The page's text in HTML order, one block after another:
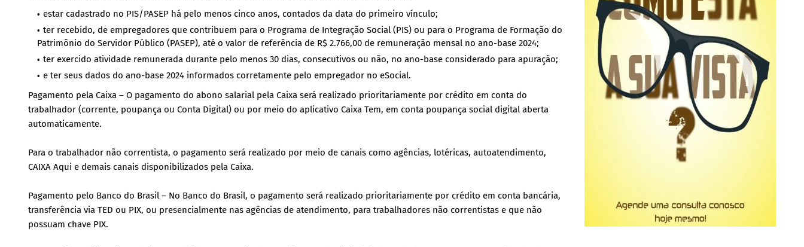
estar cadastrado no PIS/PASEP há pelo menos cinco anos, contados da data do primeiro vínculo;
ter recebido, de empregadores que contribuem para o Programa de Integração Social (PIS) ou para o Programa de Formação do
Patrimônio do Servidor Público (PASEP), até o valor de referência de R$ 2.766,00 de remuneração mensal no ano-base 2024;
ter exercido atividade remunerada durante pelo menos 30 dias, consecutivos ou não, no ano-base considerado para apuração;
e ter seus dados do ano-base 2024 informados corretamente pelo empregador no eSocial.
Pagamento pela Caixa – O pagamento do abono salarial pela Caixa será realizado prioritariamente por crédito em conta do
trabalhador (corrente, poupança ou Conta Digital) ou por meio do aplicativo Caixa Tem, em conta poupança social digital aberta
automaticamente.
Para o trabalhador não correntista, o pagamento será realizado por meio de canais como agências, lotéricas, autoatendimento,
CAIXA Aqui e demais canais disponibilizados pela Caixa.
Pagamento pelo Banco do Brasil – No Banco do Brasil, o pagamento será realizado prioritariamente por crédito em conta bancária,
transferência via TED ou PIX, ou presencialmente nas agências de atendimento, para trabalhadores não correntistas e que não
possuam chave PIX.